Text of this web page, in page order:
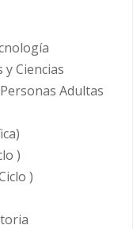
Ciencias
Adultas
)
)